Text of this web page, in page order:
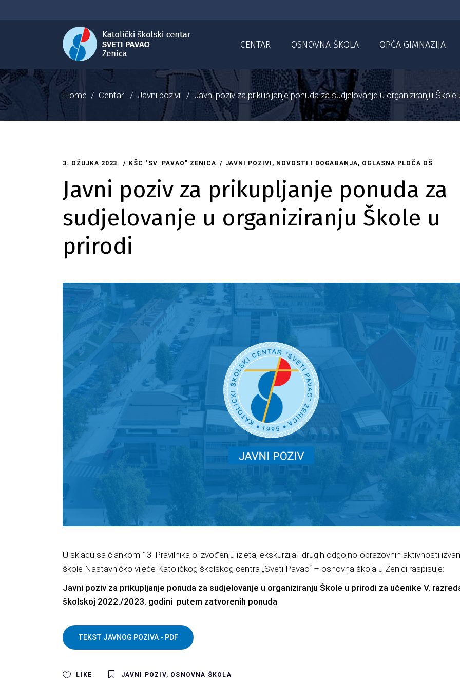
CENTAR OSNOVNA ŠKOLA OPĆA GIMNAZIJA
Home / Centar / Javni pozivi / Javni poziv za prikupljanje ponuda za sudjelovanje u organiziranju Škole
3. OŽUJKA 2023. KŠC "SV. PAVAO" ZENICA JAVNI POZIVI , NOVOSTI I DOGAĐANJA, OGLASNA PLOČA OŠ
Javni poziv za prikupljanje ponuda za
sudjelovanje u organiziranju Škole u
prirodi
U skladu sa člankom 13. Pravilnika o izvođenju izleta, ekskurzija i drugih odgojno-obrazovnih aktivnosti izvan
škole Nastavničko vijeće Katoličkog školskog centra „Sveti Pavao“ – osnovna škola u Zenici raspisuje:
Javni poziv za prikupljanje ponuda za sudjelovanje u organiziranju Škole u prirodi za učenike V.
školskoj 2022./2023. godini putem zatvorenih ponuda
TEKST JAVNOG POZIVA - PDF
LIKE JAVNI POZIV, OSNOVNA ŠKOLA